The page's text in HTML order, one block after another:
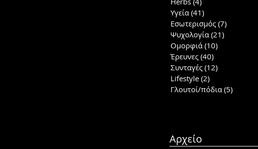
Υγεία (41)
Εσωτερισμός (7)
Ψυχολογία (21)
Ομορφιά (10)
Έρευνες (40)
Συνταγές (12)
Lifestyle (2)
Γλουτοί/πόδια (5)
Αρχείο